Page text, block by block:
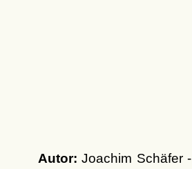
Autor: Joachim Schäfer -